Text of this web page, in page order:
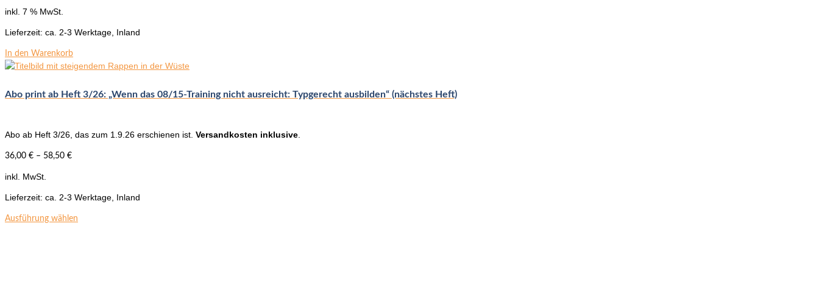
inkl. 7 % MwSt.
Lieferzeit: ca. 2-3 Werktage, Inland
In den Warenkorb
Abo print ab Heft 3/26: „Wenn das 08/15-Training nicht ausreicht: Typgerecht ausbilden“ (nächstes Heft)
Abo ab Heft 3/26, das zum 1.9.26 erschienen ist. Versandkosten inklusive.
36,00 € – 58,50 €
inkl. MwSt.
Lieferzeit: ca. 2-3 Werktage, Inland
Ausführung wählen